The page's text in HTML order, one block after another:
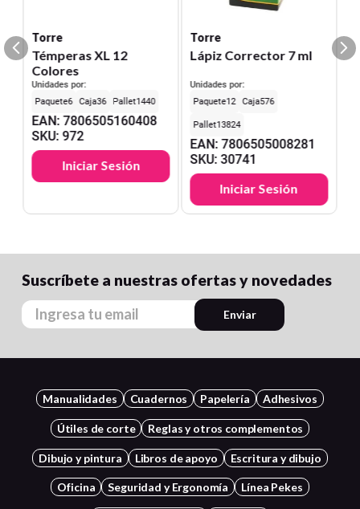
Torre
Témperas XL 12
Colores
Unidades por:
6
36 1440
EAN:7806505160408
SKU:972
Iniciar Sesión
Torre
Lápiz Corrector 7 ml
Unidades por:
12
576
13824
EAN:7806505008281
SKU:30741
Iniciar Sesión
Suscríbete a nuestras ofertas y novedades
Enviar
Manualidades Cuadernos Papelería Adhesivos
Útiles de corte Reglas y otros complementos
Dibujo y pintura Libros de apoyo Escritura y dibujo
Oficina Seguridad y Ergonomía Línea Pekes